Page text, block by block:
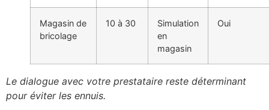
Magasin de
bricolage
10 à 30
Simulation
en
magasin
Oui
Le dialogue avec votre prestataire reste déterminant
pour éviter les ennuis.